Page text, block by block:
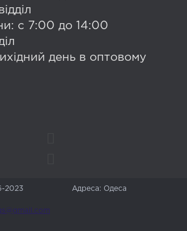
с 7:00 до 14:00
день в оптовому
2023 Адреса: Одеса